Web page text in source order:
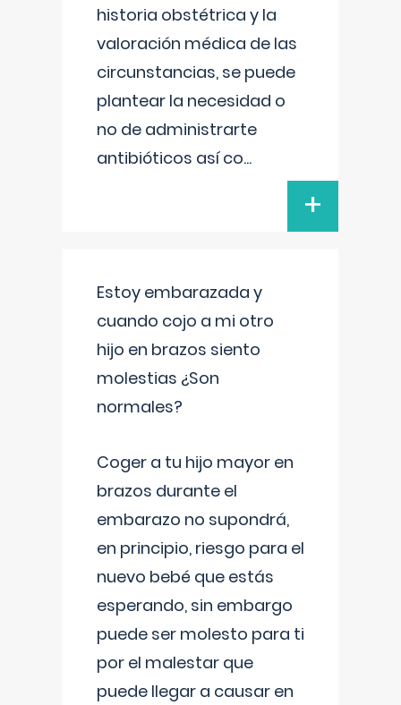
historia obstétrica y la
valoración médica de las
circunstancias, se puede
plantear la necesidad o
no de administrarte
antibióticos así co...
+
Estoy embarazada y
cuando cojo a mi otro
hijo en brazos siento
molestias ¿Son
normales?
Coger a tu hijo mayor en
brazos durante el
embarazo no supondrá,
en principio, riesgo para el
nuevo bebé que estás
esperando, sin embargo
puede ser molesto para ti
por el malestar que
puede llegar a causar en